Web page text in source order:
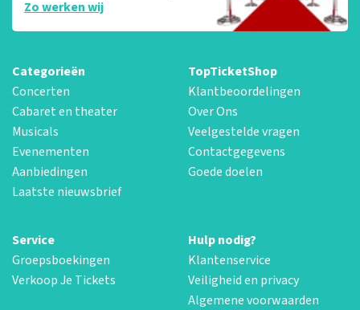
Zo werken wij
Categorieën
Concerten
Cabaret en theater
Musicals
Evenementen
Aanbiedingen
Laatste nieuwsbrief
TopTicketShop
Klantbeoordelingen
Over Ons
Veelgestelde vragen
Contactgegevens
Goede doelen
Service
Groepsboekingen
Verkoop Je Tickets
Hulp nodig?
Klantenservice
Veiligheid en privacy
Algemene voorwaarden